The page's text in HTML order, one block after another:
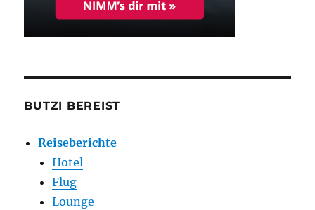
BUTZI BEREIST
Reiseberichte
Hotel
Flug
Lounge